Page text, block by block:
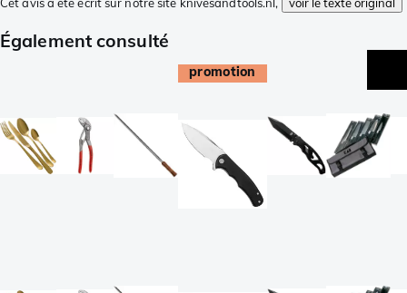
Également consulté
promotion